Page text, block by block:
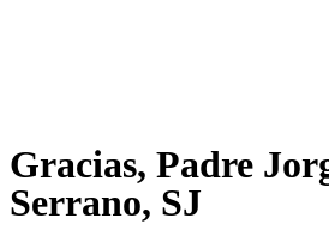
Gracias, Padre
Serrano, SJ